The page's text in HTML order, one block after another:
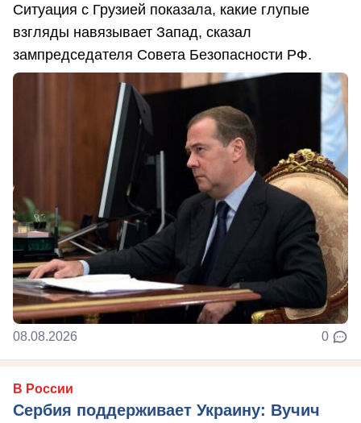
Ситуация с Грузией показала, какие глупые
взгляды навязывает Запад, сказал
зампредседателя Совета Безопасности РФ.
08.08.2026 0
В России
Сербия поддерживает Украину: Вучич